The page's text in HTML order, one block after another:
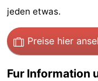
Städte
Sport
-
jeden etwas.
Preise hier
Fur Information